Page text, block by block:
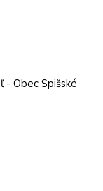
- Obec Spišské